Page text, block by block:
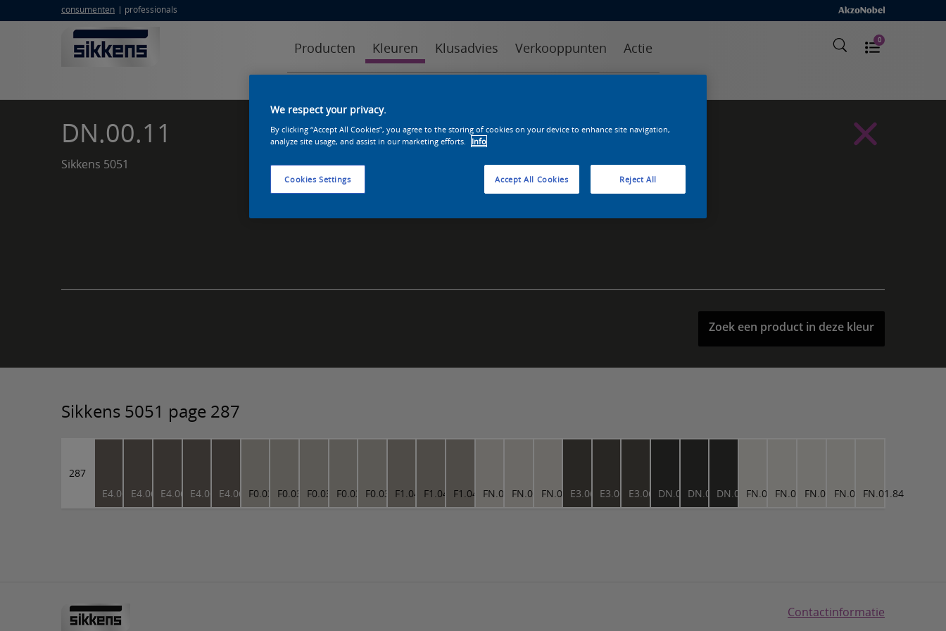
consumenten professionals
Producten Kleuren Klusadvies Verkooppunten Actie 0
DN.00.11
Sikkens 5051
Zoek een product in deze kleur
Sikkens 5051 page 287
287
E4.06.35E4.06.35E4.06.35E4.06.35E4.06.35F0.03.66F0.03.66F0.03.66F0.03.66F0.03.66F1.04.56F1.04.56F1.04.56FN.01.79FN.01.79FN.01.79E3.06.25E3.06.25E3.06.25DN.00.11DN.00.11DN.00.11FN.01.84FN.01.84FN.01.84FN.01.84FN.01.84
Contactinformatie
We respect your privacy.
By clicking “Accept All Cookies”, you agree to the storing of cookies on your device to enhance site navigation,
analyze site usage, and assist in our marketing efforts.
Info
Cookies Settings Reject All
Accept All Cookies